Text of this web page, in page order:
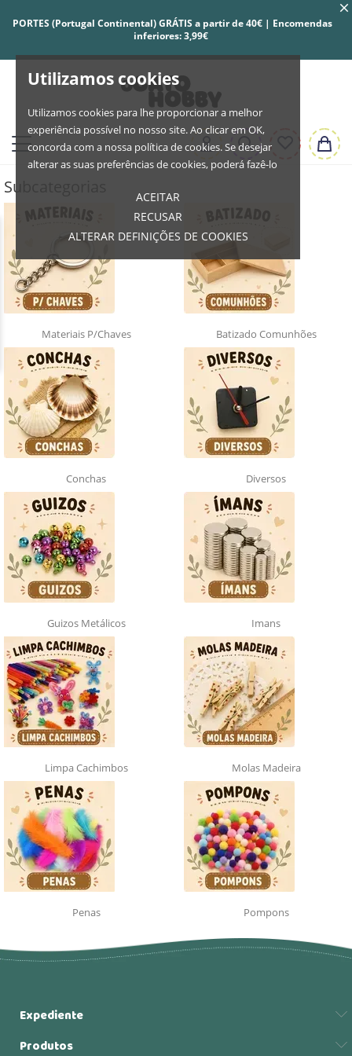
Utilizamos cookies
Utilizamos cookies para lhe proporcionar a melhor
experiência possível no nosso site. Ao clicar em OK,
concorda com a nossa política de cookies. Se desejar
alterar as suas preferências de cookies, poderá fazê-lo
ACEITAR
RECUSAR
ALTERAR DEFINIÇÕES DE COOKIES
PORTES (Portugal Continental) GRÁTIS a partir de 40€ | Encomendas
inferiores: 3,99€
Subcategorias
Materiais P/Chaves Batizado Comunhões
Conchas Diversos
Guizos Metálicos Imans
Limpa Cachimbos Molas Madeira
Penas Pompons
Expediente
Produtos